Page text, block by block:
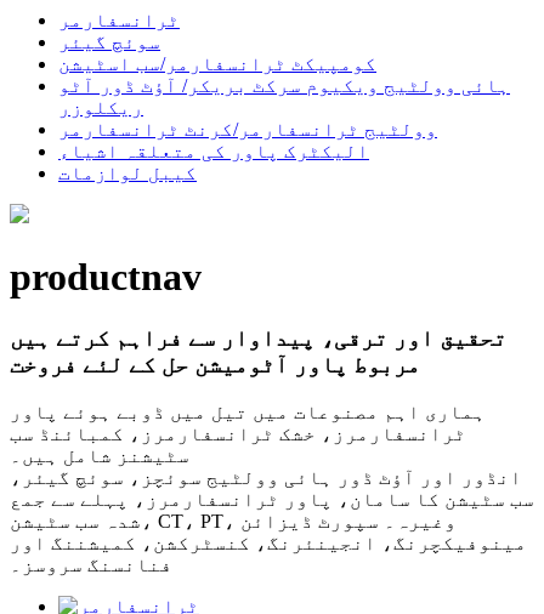
ٹرانسفارمر
سوئچ گیئر
کومپیکٹ ٹرانسفارمر/سب اسٹیشن
ہائی وولٹیج ویکیوم سرکٹ بریکر/ آؤٹ ڈور آٹو
ریکلوزر
وولٹیج ٹرانسفارمر/کرنٹ ٹرانسفارمر
الیکٹرک پاور کی متعلقہ اشیاء
کیبل لوازمات
productnav
تحقیق اور ترقی، پیداوار سے فراہم کرتے ہیں
مربوط پاور آٹومیشن حل کے لئے فروخت
ہماری اہم مصنوعات میں تیل میں ڈوبے ہوئے پاور
ٹرانسفارمرز، خشک ٹرانسفارمرز، کمبائنڈ سب
سٹیشنز شامل ہیں۔
انڈور اور آؤٹ ڈور ہائی وولٹیج سوئچز، سوئچ گیئر،
سب سٹیشن کا سامان، پاور ٹرانسفارمرز، پہلے سے جمع
شدہ سب سٹیشن، CT، PT، وغیرہ۔ سپورٹ ڈیزائن
مینوفیکچرنگ، انجینئرنگ، کنسٹرکشن، کمیشننگ اور
فنانسنگ سروسز۔